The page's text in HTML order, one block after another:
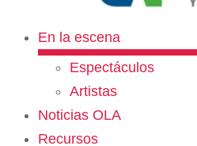
En la escena
Espectáculos
Artistas
Noticias OLA
Recursos